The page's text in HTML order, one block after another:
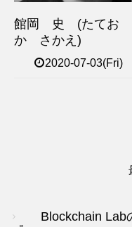
館岡 史 (たてお
か さかえ)
2020-07-03(Fri)
Blockchain Lab